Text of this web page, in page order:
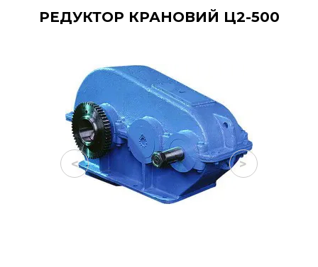
РЕДУКТОР КРАНОВИЙ Ц2-500
< >